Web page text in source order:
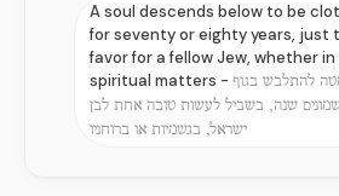
A soul descends below to be
for seventy or eighty years, just
favor for a fellow Jew, whether
spiritual matters - להתלבש בגוף
שנה, בשביל לעשות טובה אחת לבן
ישראל, בגשמיות או ברוחניו